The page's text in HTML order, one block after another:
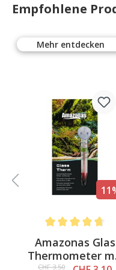
Empfohlene
Mehr entdecken
Amazonas Glas
Thermometer
CHF 3.50